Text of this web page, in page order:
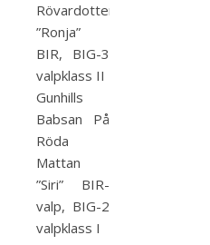
Rövardotter
”Ronja”
BIR, BIG-3
valpklass II
Gunhills
Babsan På
Röda
Mattan
”Siri” BIR-
valp, BIG-2
valpklass I